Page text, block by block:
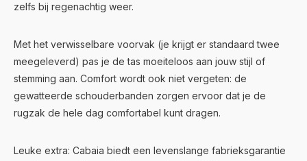
zelfs bij regenachtig weer.
Met het verwisselbare voorvak (je krijgt er standaard twee
meegeleverd) pas je de tas moeiteloos aan jouw stijl of
stemming aan. Comfort wordt ook niet vergeten: de
gewatteerde schouderbanden zorgen ervoor dat je de
rugzak de hele dag comfortabel kunt dragen.
Leuke extra: Cabaia biedt een levenslange fabrieksgarantie